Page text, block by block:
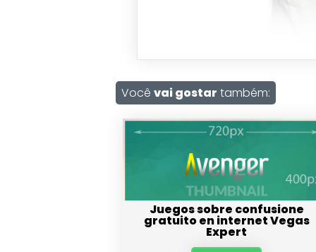
Você vai gostar também:
Juegos sobre confusione
gratuito en internet Vegas
Expert